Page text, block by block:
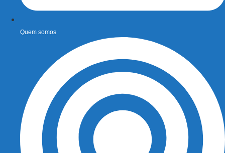
Quem somos